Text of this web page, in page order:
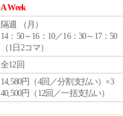
A Week
隔週 （ 月 ）
14：50～16：10／16：30～17：50
（1日2コマ）
全12回
14,580円（4回／分割支払い）×3
40,500円（12回／一括支払い）